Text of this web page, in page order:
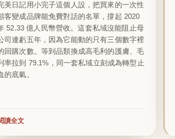
美日記用小完子這個人設，把買來的一次性
客變成品牌能免費對話的名單，撐起 2020
52.33 億人民幣營收。這套私域沒能阻止母
司連虧五年，因為它能動的只有三個數字裡
回購次數。等到品類換成高毛利的護膚、毛
率拉到 79.1%，同一套私域立刻成為轉型止
的底氣。
讀全文